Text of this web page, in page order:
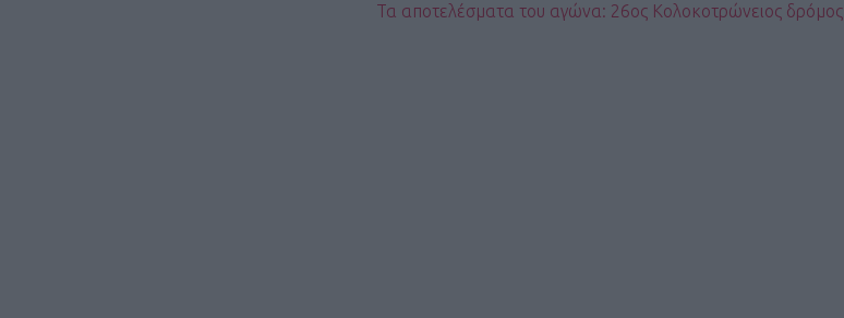
Τα αποτελέσματα του αγώνα: 26oς Κολοκοτρώνειος δρόμος